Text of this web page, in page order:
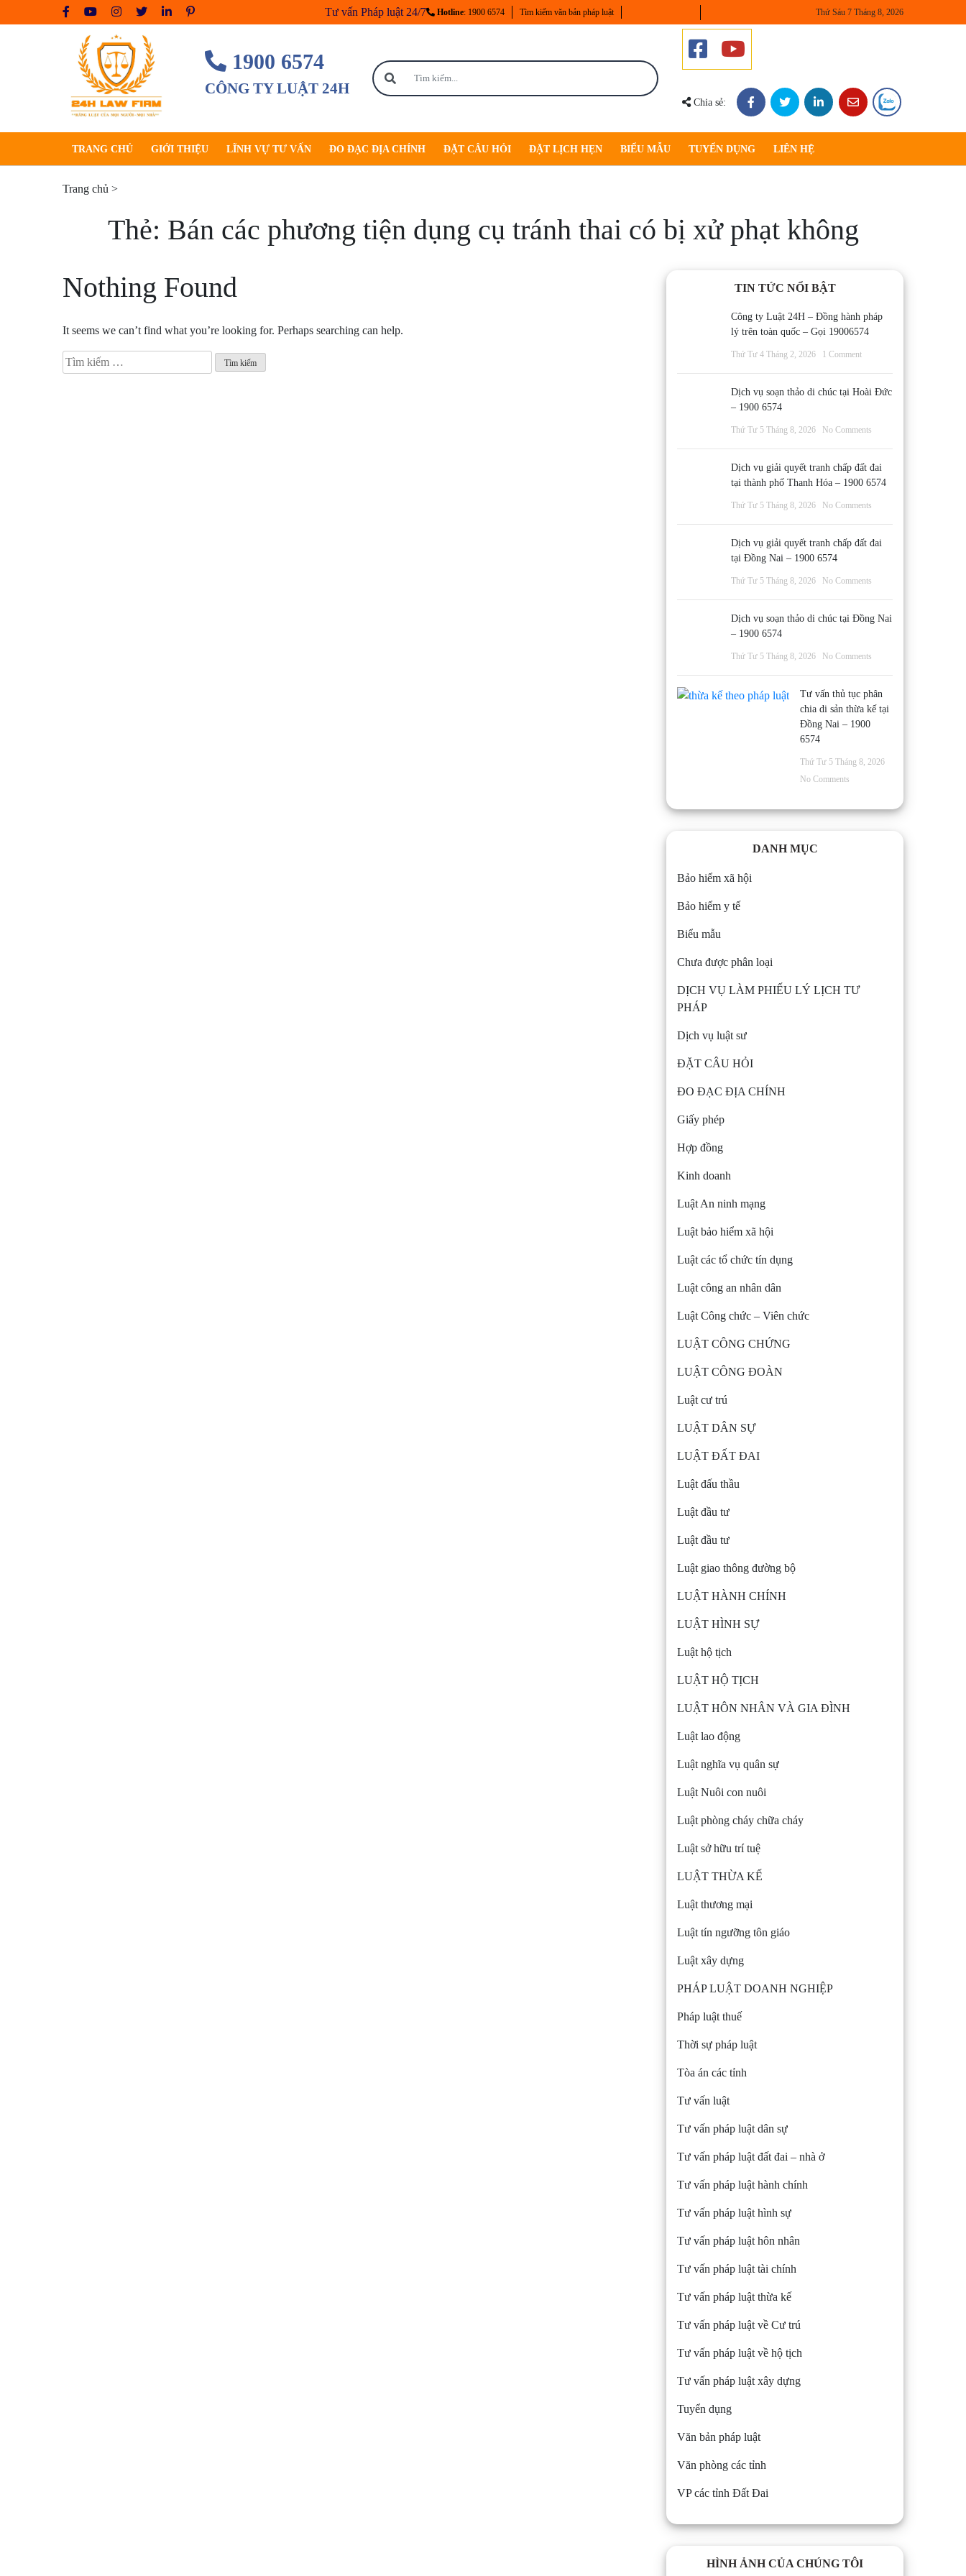
to
Tư vấn Pháp luật 24/7 Hotline: 1900 6574 Tìm kiếm văn bản pháp luật Thứ Sáu 7 Tháng 8, 2026
1900 6574
CÔNG TY LUẬT 24H
Chia sẻ:
TRANG CHỦ GIỚI THIỆU LĨNH VỰ TƯ VẤN ĐO ĐẠC ĐỊA CHÍNH ĐẶT CÂU HỎI ĐẶT LỊCH HẸN BIỂU MẪU TUYỂN DỤNG LIÊN HỆ
Trang chủ >
Thẻ: Bán các phương tiện dụng cụ tránh thai có bị xử phạt không
Nothing Found
It seems we can’t find what you’re looking for. Perhaps searching can help.
Tìm
kiếm
TIN TỨC NỔI BẬT
Công ty Luật 24H – Đồng hành pháp
lý trên toàn quốc – Gọi 19006574
Thứ Tư 4 Tháng 2, 2026 1 Comment
Dịch vụ soạn thảo di chúc tại Hoài Đức
– 1900 6574
Thứ Tư 5 Tháng 8, 2026 No Comments
Dịch vụ giải quyết tranh chấp đất đai
tại thành phố Thanh Hóa – 1900 6574
Thứ Tư 5 Tháng 8, 2026 No Comments
Dịch vụ giải quyết tranh chấp đất đai
tại Đồng Nai – 1900 6574
Thứ Tư 5 Tháng 8, 2026 No Comments
Dịch vụ soạn thảo di chúc tại Đồng Nai
– 1900 6574
Thứ Tư 5 Tháng 8, 2026 No Comments
Tư vấn thủ tục phân
chia di sản thừa kế tại
Đồng Nai – 1900
6574
Thứ Tư 5 Tháng 8, 2026
No Comments
DANH MỤC
Bảo hiểm xã hội
Bảo hiểm y tế
Biểu mẫu
Chưa được phân loại
DỊCH VỤ LÀM PHIẾU LÝ LỊCH TƯ
PHÁP
Dịch vụ luật sư
ĐẶT CÂU HỎI
ĐO ĐẠC ĐỊA CHÍNH
Giấy phép
Hợp đồng
Kinh doanh
Luật An ninh mạng
Luật bảo hiểm xã hội
Luật các tổ chức tín dụng
Luật công an nhân dân
Luật Công chức – Viên chức
LUẬT CÔNG CHỨNG
LUẬT CÔNG ĐOÀN
Luật cư trú
LUẬT DÂN SỰ
LUẬT ĐẤT ĐAI
Luật đấu thầu
Luật đầu tư
Luật đầu tư
Luật giao thông đường bộ
LUẬT HÀNH CHÍNH
LUẬT HÌNH SỰ
Luật hộ tịch
LUẬT HỘ TỊCH
LUẬT HÔN NHÂN VÀ GIA ĐÌNH
Luật lao động
Luật nghĩa vụ quân sự
Luật Nuôi con nuôi
Luật phòng cháy chữa cháy
Luật sở hữu trí tuệ
LUẬT THỪA KẾ
Luật thương mại
Luật tín ngưỡng tôn giáo
Luật xây dựng
PHÁP LUẬT DOANH NGHIỆP
Pháp luật thuế
Thời sự pháp luật
Tòa án các tỉnh
Tư vấn luật
Tư vấn pháp luật dân sự
Tư vấn pháp luật đất đai – nhà ở
Tư vấn pháp luật hành chính
Tư vấn pháp luật hình sự
Tư vấn pháp luật hôn nhân
Tư vấn pháp luật tài chính
Tư vấn pháp luật thừa kế
Tư vấn pháp luật về Cư trú
Tư vấn pháp luật về hộ tịch
Tư vấn pháp luật xây dựng
Tuyển dụng
Văn bản pháp luật
Văn phòng các tỉnh
VP các tỉnh Đất Đai
HÌNH ẢNH CỦA CHÚNG TÔI